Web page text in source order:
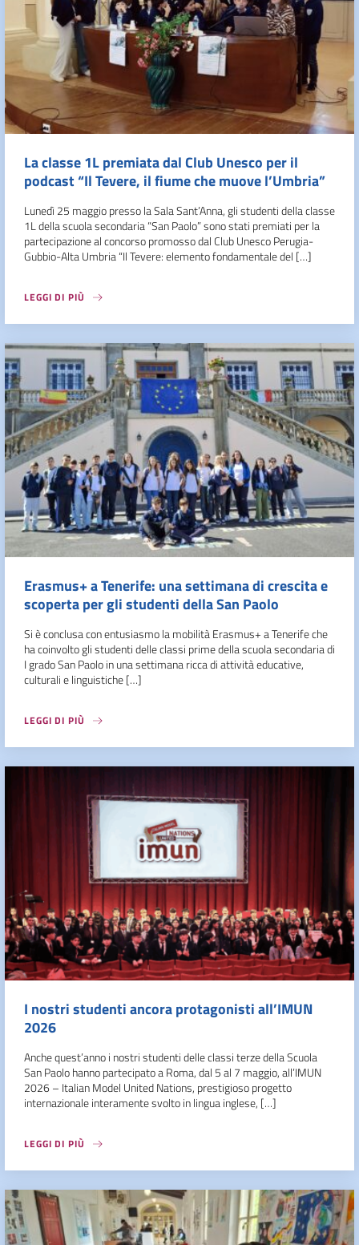
La classe 1L premiata dal Club Unesco per il
podcast “Il Tevere, il fiume che muove l’Umbria”
Lunedì 25 maggio presso la Sala Sant’Anna, gli studenti della classe
1L della scuola secondaria “San Paolo” sono stati premiati per la
partecipazione al concorso promosso dal Club Unesco Perugia-
Gubbio-Alta Umbria “Il Tevere: elemento fondamentale del […]
LEGGI DI PIÙ
Erasmus+ a Tenerife: una settimana di crescita e
scoperta per gli studenti della San Paolo
Si è conclusa con entusiasmo la mobilità Erasmus+ a Tenerife che
ha coinvolto gli studenti delle classi prime della scuola secondaria di
I grado San Paolo in una settimana ricca di attività educative,
culturali e linguistiche […]
LEGGI DI PIÙ
I nostri studenti ancora protagonisti all’IMUN
2026
Anche quest’anno i nostri studenti delle classi terze della Scuola
San Paolo hanno partecipato a Roma, dal 5 al 7 maggio, all’IMUN
2026 – Italian Model United Nations, prestigioso progetto
internazionale interamente svolto in lingua inglese, […]
LEGGI DI PIÙ